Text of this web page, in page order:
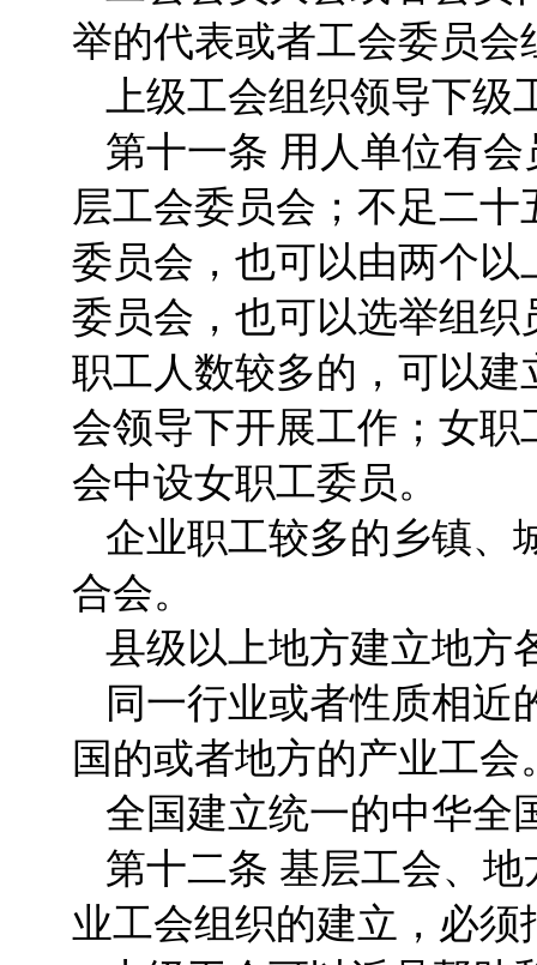
举的代表或者工会委员会
上级工会组织领导下级
第十一条 用人单位有
层工会委员会；不足二
委员会，也可以由两个
委员会，也可以选举组
职工人数较多的，可以
会领导下开展工作；女
会中设女职工委员。
企业职工较多的乡镇、
合会。
县级以上地方建立地方
同一行业或者性质相近
国的或者地方的产业工会
全国建立统一的中华全
第十二条 基层工会、
业工会组织的建立，必